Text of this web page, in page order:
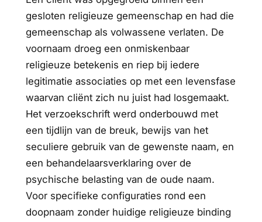
gesloten religieuze gemeenschap en had die
gemeenschap als volwassene verlaten. De
voornaam droeg een onmiskenbaar
religieuze betekenis en riep bij iedere
legitimatie associaties op met een levensfase
waarvan cliënt zich nu juist had losgemaakt.
Het verzoekschrift werd onderbouwd met
een tijdlijn van de breuk, bewijs van het
seculiere gebruik van de gewenste naam, en
een behandelaarsverklaring over de
psychische belasting van de oude naam.
Voor specifieke configuraties rond een
doopnaam zonder huidige religieuze binding